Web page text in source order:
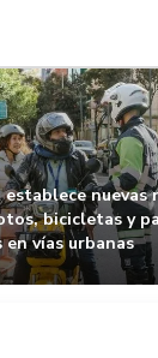
nuevas
bicicletas y
en vías urbanas